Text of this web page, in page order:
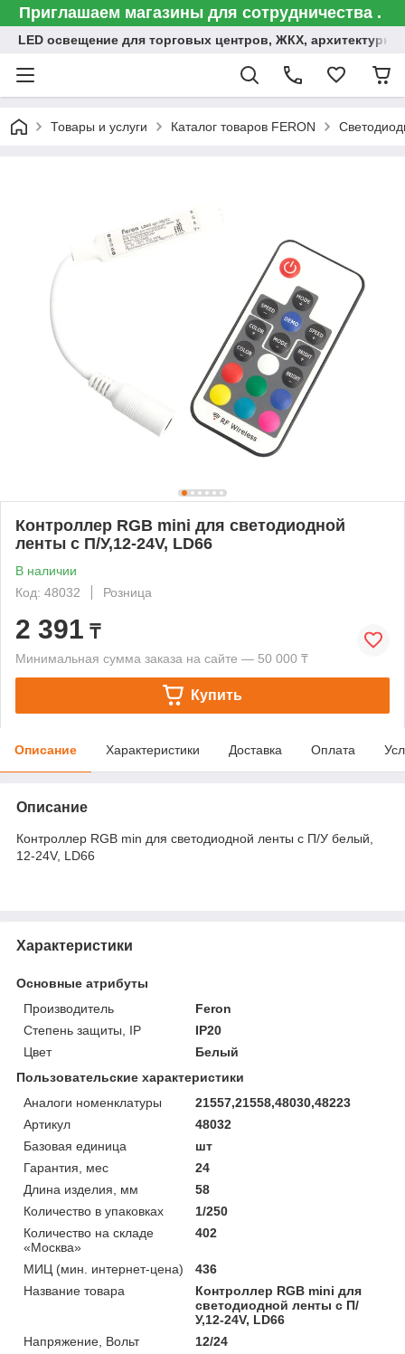
Приглашаем магазины для сотрудничества .
LED освещение для торговых центров, ЖКХ,
Товары и услуги Каталог товаров FERON
Контроллер RGB mini для светодиодной
ленты с П/У,12-24V, LD66
В наличии
Код: 48032
Розница
2 391 ₸
Минимальная сумма заказа на сайте — 50 000 ₸
Купить
Описание Характеристики Доставка Оплата
Описание
Контроллер RGB min для светодиодной ленты с П/У белый,
12-24V, LD66
Характеристики
Основные атрибуты
Производитель
Feron
Степень защиты, IP
IP20
Цвет
Белый
Пользовательские характеристики
Аналоги номенклатуры
21557,21558,48030,48223
Артикул
48032
Базовая единица
шт
Гарантия, мес
24
Длина изделия, мм
58
Количество в упаковках
1/250
Количество на складе
«Москва»
402
МИЦ (мин. интернет-цена)
436
Название товара
Контроллер RGB mini для
светодиодной ленты с П/
У,12-24V, LD66
Напряжение, Вольт
12/24